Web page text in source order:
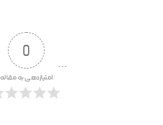
0
امتیازدهی به مقاله